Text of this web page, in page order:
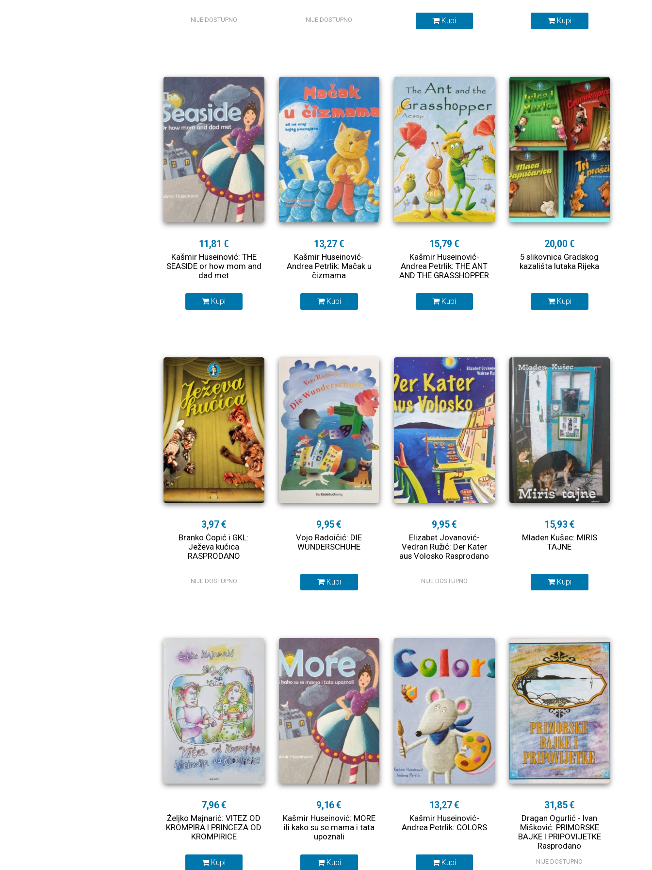
NIJE DOSTUPNO NIJE DOSTUPNO Kupi Kupi
11,81 €
Kašmir Huseinović: THE
SEASIDE or how mom and
dad met
Kupi
13,27 €
Kašmir Huseinović-
Andrea Petrlik: Mačak u
čizmama
Kupi
15,79 €
Kašmir Huseinović-
Andrea Petrlik: THE ANT
AND THE GRASSHOPPER
Kupi
20,00 €
5 slikovnica Gradskog
kazališta lutaka Rijeka
Kupi
3,97 €
Branko Ćopić i GKL:
Ježeva kućica
RASPRODANO
NIJE DOSTUPNO
9,95 €
Vojo Radoičić: DIE
WUNDERSCHUHE
Kupi
9,95 €
Elizabet Jovanović-
Vedran Ružić: Der Kater
aus Volosko Rasprodano
NIJE DOSTUPNO
15,93 €
Mladen Kušec: MIRIS
TAJNE
Kupi
7,96 €
Željko Majnarić: VITEZ OD
KROMPIRA I PRINCEZA OD
KROMPIRICE
Kupi
9,16 €
Kašmir Huseinović: MORE
ili kako su se mama i tata
upoznali
Kupi
13,27 €
Kašmir Huseinović-
Andrea Petrlik: COLORS
Kupi
31,85 €
Dragan Ogurlić - Ivan
Mišković: PRIMORSKE
BAJKE I PRIPOVIJETKE
Rasprodano
NIJE DOSTUPNO